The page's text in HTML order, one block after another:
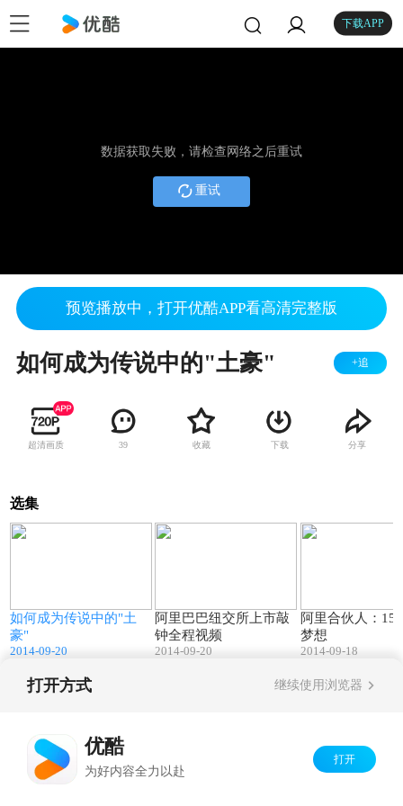
下载APP
数据获取失败，请检查网络之后重试
重试
预览播放中，打开优酷APP看高清完整版
如何成为传说中的"土豪" +追
超清画质 39 收藏 下载 分享
选集
如何成为传说中的"土
豪"
2014-09-20
阿里巴巴纽交所上市敲
钟全程视频
2014-09-20
阿里合伙人：15
梦想
2014-09-18
打开方式 继续使用浏览器
优酷
为好内容全力以赴
打开